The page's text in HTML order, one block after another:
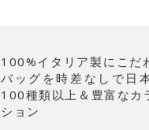
100%イタリア製にこだ
バッグを時差なしで日
100種類以上＆豊富なカ
ション